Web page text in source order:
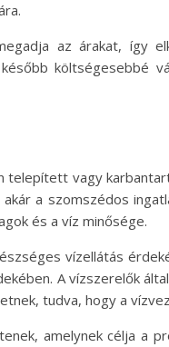
az árakat, így
költségesebbé
telepített vagy
a szomszédos
és a víz minősége.
vízellátás
A vízszerelők
tudva, hogy a
amelynek célja a